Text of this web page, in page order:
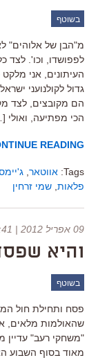
בשוטף
מ"הבן של אלוהים"
לפפושדו, וכו'. לצד
העיתונים, אני
גדול לקולנועני
הם מקובצים, לצד
הכי מפתיעה, ואולי
READING
Tags: אווטאר
פלאות שמי זרחין
09 אפריל 2012 | 09:41
והיא
בשוטף
פסח ותחילת חול
שהאולמות מלאים,
"משחקי רעב" עדיין